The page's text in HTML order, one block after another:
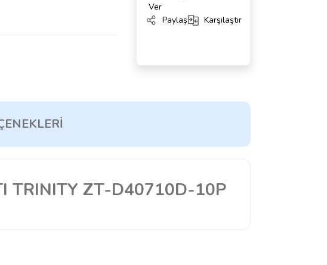
Ver
Paylaş
Karşılaştır
TRINITY ZT-D40710D-10P